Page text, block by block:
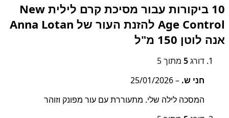
10 ביקורות עבור
מסיכת קרם לילית New
Age Control להזנת העור של Anna Lotan
אנה לוטן 150 מ"ל
דורג5 מתוך 5
חני ש. –
25/01/2026
המסכה לילה שלי. מתעוררת עם עור מפונק וזוהר